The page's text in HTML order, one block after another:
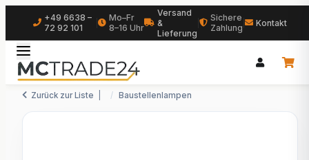
+49 6638 –
72 92 101
Mo–Fr
8–16 Uhr
Versand
&
Lieferung
Sichere
Zahlung
Kontakt
Zurück zur Liste Baustellenlampen